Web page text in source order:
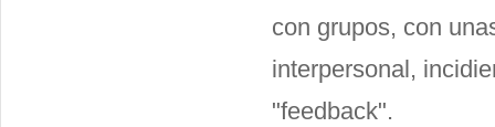
con grupos, con
interpersonal,
"feedback".